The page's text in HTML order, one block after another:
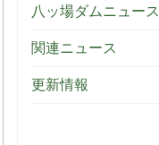
八ッ場ダムニュース
関連ニュース
更新情報